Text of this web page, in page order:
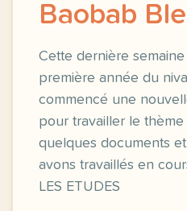
Baobab
Cette dernière
première année du
commencé une
pour travailler le thème
quelques documents
avons travaillés en
LES ETUDES